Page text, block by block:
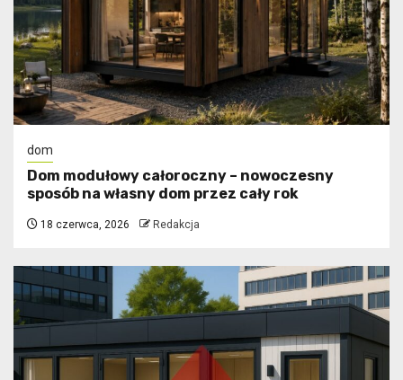
dom
Dom modułowy całoroczny – nowoczesny
sposób na własny dom przez cały rok
18 czerwca, 2026 Redakcja